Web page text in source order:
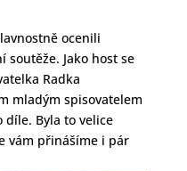
ocenili
soutěže. Jako host se
Radka
mladým spisovatelem
Byla to velice
vám přinášíme i pár